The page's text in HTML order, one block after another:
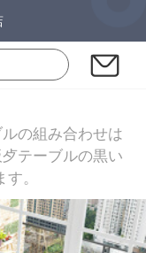
の組み合わせは
テーブルの黒い
。